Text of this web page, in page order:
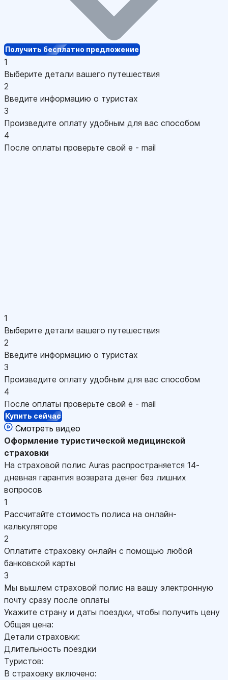
Получить бесплатно предложение
1
Выберите детали вашего путешествия
2
Введите информацию о туристах
3
Произведите оплату удобным для вас способом
4
После оплаты проверьте свой e - mail
1
Выберите детали вашего путешествия
2
Введите информацию о туристах
3
Произведите оплату удобным для вас способом
4
После оплаты проверьте свой e - mail
Купить сейчас
Смотреть видео
Оформление туристической медицинской
страховки
На страховой полис Auras распространяется 14-
дневная гарантия возврата денег без лишних
вопросов
1
Рассчитайте стоимость полиса на онлайн-
калькуляторе
2
Оплатите страховку онлайн с помощью любой
банковской карты
3
Мы вышлем страховой полис на вашу электронную
почту сразу после оплаты
Укажите страну и даты поездки, чтобы получить цену
Общая цена:
Детали страховки:
Длительность поездки
Туристов:
В страховку включено: